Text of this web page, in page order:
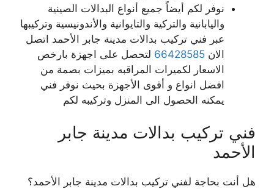
نوفر لكم أيضاً جميع أنواع البدالات الصينية
واليابانية والتركية والتايوانية والأندونيسية وتركيبها
عبر فني تركيب بدالات مدينة جابر الأحمد اتصل
الان 66428585 لتحصل على اجهزة بارخص
الاسعار لكميرات المراقبه بميزات بصمة من
افضل انواع و أقوى الأجهزة بحيث نوفر فني
يمكنه الحصول الى المنزل وتركيبه لكم
فني تركيب بدالات مدينة جابر
الأحمد
هل أنت بحاجة لفني تركيب بدالات مدينة جابر الأحمد؟